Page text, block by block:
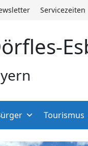
Servicezeiten
Tourismus